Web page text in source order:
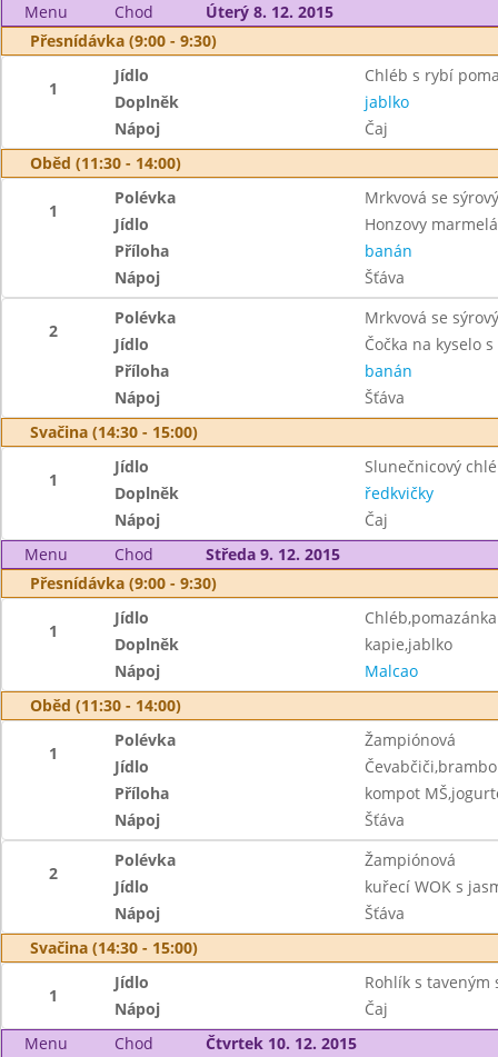
Menu
Chod
Úterý 8. 12. 2015
Přesnídávka (9:00 - 9:30)
1
Jídlo
Chléb s rybí
Doplněk
jablko
Nápoj
Čaj
Oběd (11:30 - 14:00)
1
Polévka
Mrkvová se
Jídlo
Honzovy
Příloha
banán
Nápoj
Šťáva
2
Polévka
Mrkvová se
Jídlo
Čočka na kyselo
Příloha
banán
Nápoj
Šťáva
Svačina (14:30 - 15:00)
1
Jídlo
Slunečnicový
Doplněk
ředkvičky
Nápoj
Čaj
Menu
Chod
Středa 9. 12. 2015
Přesnídávka (9:00 - 9:30)
1
Jídlo
Doplněk
kapie,jablko
Nápoj
Malcao
Oběd (11:30 - 14:00)
1
Polévka
Žampiónová
Jídlo
Příloha
kompot
Nápoj
Šťáva
2
Polévka
Žampiónová
Jídlo
kuřecí WOK s
Nápoj
Šťáva
Svačina (14:30 - 15:00)
1
Jídlo
Rohlík s taveným
Nápoj
Čaj
Menu
Chod Čtvrtek 10. 12. 2015